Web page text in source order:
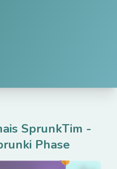
SprunkTim -
Phase